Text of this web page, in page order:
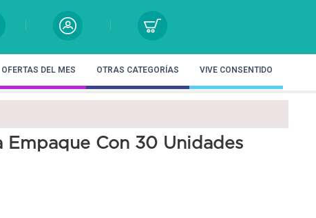
OFERTAS DEL MES OTRAS CATEGORÍAS VIVE CONSENTIDO
Empaque Con 30 Unidades